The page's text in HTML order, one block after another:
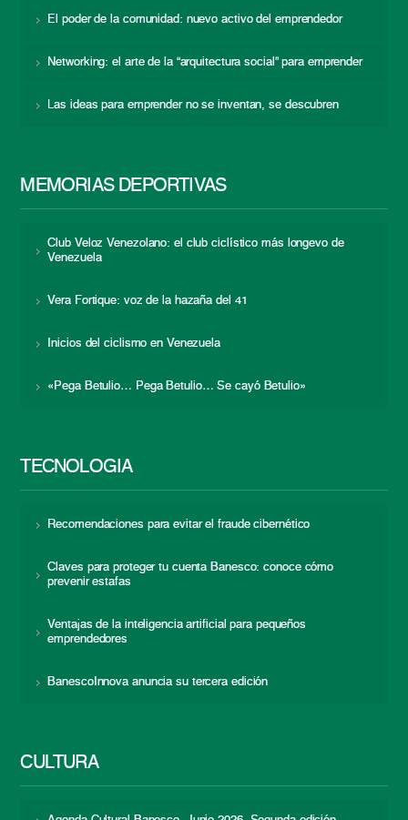
El poder de la comunidad: nuevo activo del emprendedor
Networking: el arte de la “arquitectura social” para emprender
Las ideas para emprender no se inventan, se descubren
MEMORIAS DEPORTIVAS
Club Veloz Venezolano: el club ciclístico más longevo de
Venezuela
Vera Fortique: voz de la hazaña del 41
Inicios del ciclismo en Venezuela
«Pega Betulio… Pega Betulio… Se cayó Betulio»
TECNOLOGÍA
Recomendaciones para evitar el fraude cibernético
Claves para proteger tu cuenta Banesco: conoce cómo
prevenir estafas
Ventajas de la inteligencia artificial para pequeños
emprendedores
BanescoInnova anuncia su tercera edición
CULTURA